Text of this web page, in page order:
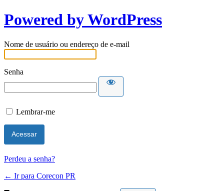
Powered by WordPress
Nome de usuário ou endereço de e-mail
Senha
Lembrar-me
Perdeu a senha?
← Ir para Corecon PR